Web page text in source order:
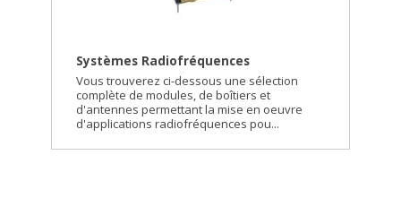
Systèmes Radiofréquences
Vous trouverez ci-dessous une sélection
complète de modules, de boîtiers et
d'antennes permettant la mise en oeuvre
d'applications radiofréquences pou...